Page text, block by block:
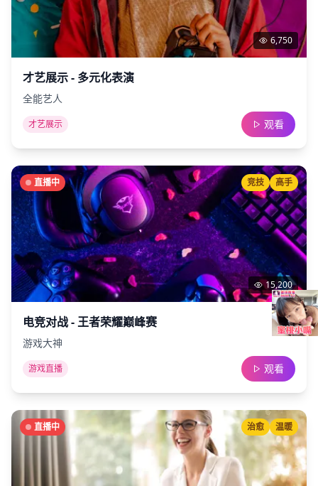
6,750
才艺展示 - 多元化表演
全能艺人
才艺展示 观看
直播中
15,200
竞技 高手
电竞对战 - 王者荣耀巅峰赛
游戏大神
游戏直播 观看
直播中 治愈 温暖